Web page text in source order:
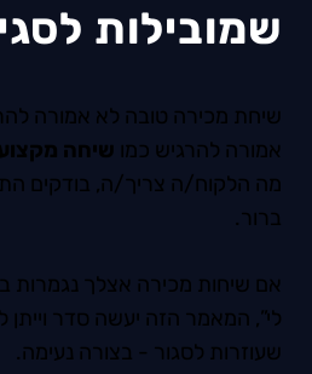
שמובילות
שיחת מכירה טובה לא אמורה
אמורה להרגיש כמו שיחה
מה הלקוח/ה צריך/ה, בודקים
ברור.
אם שיחות מכירה אצלך נגמרות
לי”, המאמר הזה יעשה סדר
שעוזרות לסגור - בצורה נעימה.